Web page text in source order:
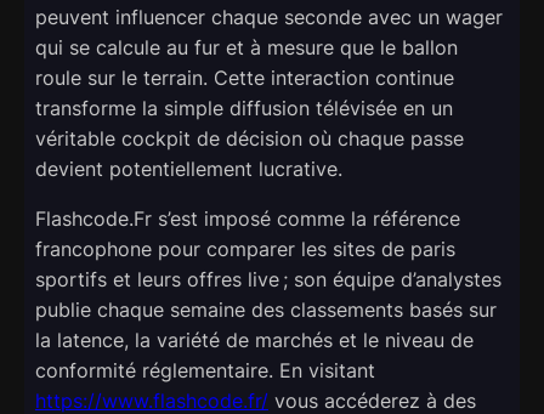
peuvent influencer chaque seconde avec un wager
qui se calcule au fur et à mesure que le ballon
roule sur le terrain. Cette interaction continue
transforme la simple diffusion télévisée en un
véritable cockpit de décision où chaque passe
devient potentiellement lucrative.
Flashcode.Fr s’est imposé comme la référence
francophone pour comparer les sites de paris
sportifs et leurs offres live ; son équipe d’analystes
publie chaque semaine des classements basés sur
la latence, la variété de marchés et le niveau de
conformité réglementaire. En visitant
https://www.flashcode.fr/vous accéderez à des